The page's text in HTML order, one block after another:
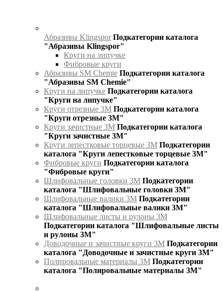
Абразивы Klingspor Подкатегории каталога
"Абразивы Klingspor"
Круги на липучке
Фибровые круги
Абразивы SM Chemie Подкатегории каталога
"Абразивы SM Chemie"
Круги на липучке Подкатегории каталога
"Круги на липучке"
Круги отрезные 3М Подкатегории каталога
"Круги отрезные 3М"
Круги зачистные 3М Подкатегории каталога
"Круги зачистные 3М"
Круги лепестковые торцевые 3М Подкатегории
каталога "Круги лепестковые торцевые 3М"
Фибровые круги Подкатегории каталога
"Фибровые круги"
Шлифовальные головки 3М Подкатегории
каталога "Шлифовальные головки 3М"
Шлифовальные валики 3М Подкатегории
каталога "Шлифовальные валики 3М"
Шлифовальные листы и рулоны 3М
Подкатегории каталога "Шлифовальные листы
и рулоны 3М"
Доводочные и зачистные круги 3М Подкатегории
каталога "Доводочные и зачистные круги 3М"
Полировальные материалы 3М Подкатегории
каталога "Полировальные материалы 3М"